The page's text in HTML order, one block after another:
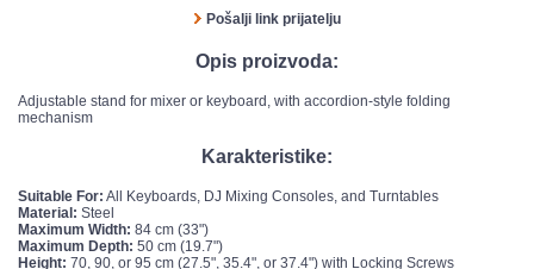
Pošalji link prijatelju
Opis proizvoda:
Adjustable stand for mixer or keyboard, with accordion-style folding
mechanism
Karakteristike:
Suitable For: All Keyboards, DJ Mixing Consoles, and Turntables
Material: Steel
Maximum Width: 84 cm (33")
Maximum Depth: 50 cm (19.7")
Height: 70, 90, or 95 cm (27.5", 35.4", or 37.4") with Locking Screws